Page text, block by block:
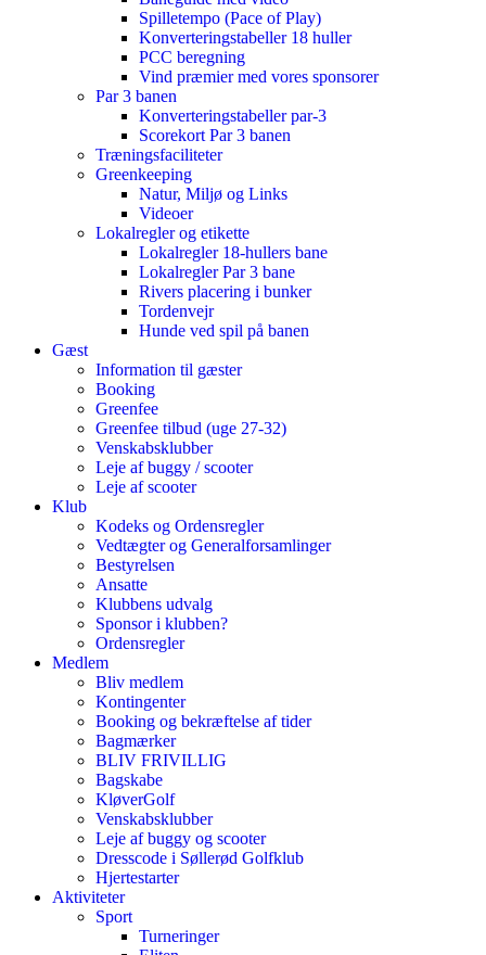
Spilletempo (Pace of Play)
Konverteringstabeller 18 huller
PCC beregning
Vind præmier med vores sponsorer
Par 3 banen
Konverteringstabeller par-3
Scorekort Par 3 banen
Træningsfaciliteter
Greenkeeping
Natur, Miljø og Links
Videoer
Lokalregler og etikette
Lokalregler 18-hullers bane
Lokalregler Par 3 bane
Rivers placering i bunker
Tordenvejr
Hunde ved spil på banen
Gæst
Information til gæster
Booking
Greenfee
Greenfee tilbud (uge 27-32)
Venskabsklubber
Leje af buggy / scooter
Leje af scooter
Klub
Kodeks og Ordensregler
Vedtægter og Generalforsamlinger
Bestyrelsen
Ansatte
Klubbens udvalg
Sponsor i klubben?
Ordensregler
Medlem
Bliv medlem
Kontingenter
Booking og bekræftelse af tider
Bagmærker
BLIV FRIVILLIG
Bagskabe
KløverGolf
Venskabsklubber
Leje af buggy og scooter
Dresscode i Søllerød Golfklub
Hjertestarter
Aktiviteter
Sport
Turneringer